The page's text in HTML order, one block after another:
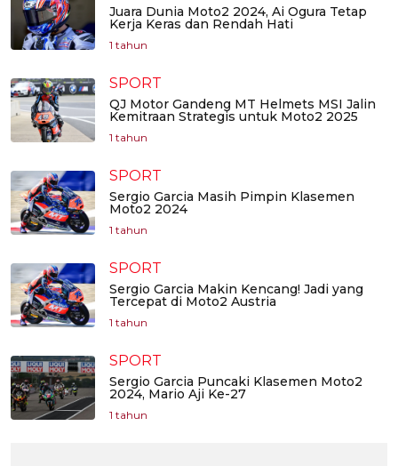
Juara Dunia Moto2 2024, Ai Ogura Tetap
Kerja Keras dan Rendah Hati
1 tahun
SPORT
QJ Motor Gandeng MT Helmets MSI Jalin
Kemitraan Strategis untuk Moto2 2025
1 tahun
SPORT
Sergio Garcia Masih Pimpin Klasemen
Moto2 2024
1 tahun
SPORT
Sergio Garcia Makin Kencang! Jadi yang
Tercepat di Moto2 Austria
1 tahun
SPORT
Sergio Garcia Puncaki Klasemen Moto2
2024, Mario Aji Ke-27
1 tahun